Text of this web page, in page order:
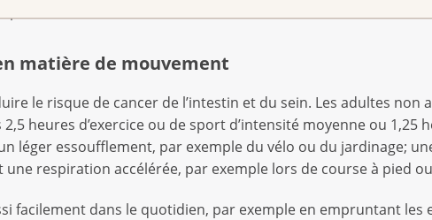
la maladie.
matière de mouvement
le risque de cancer de l’intestin et du sein. Les adultes non
heures d’exercice ou de sport d’intensité moyenne ou 1,25
léger essoufflement, par exemple du vélo ou du jardinage;
respiration accélérée, par exemple lors de course à pied ou
facilement dans le quotidien, par exemple en empruntant les